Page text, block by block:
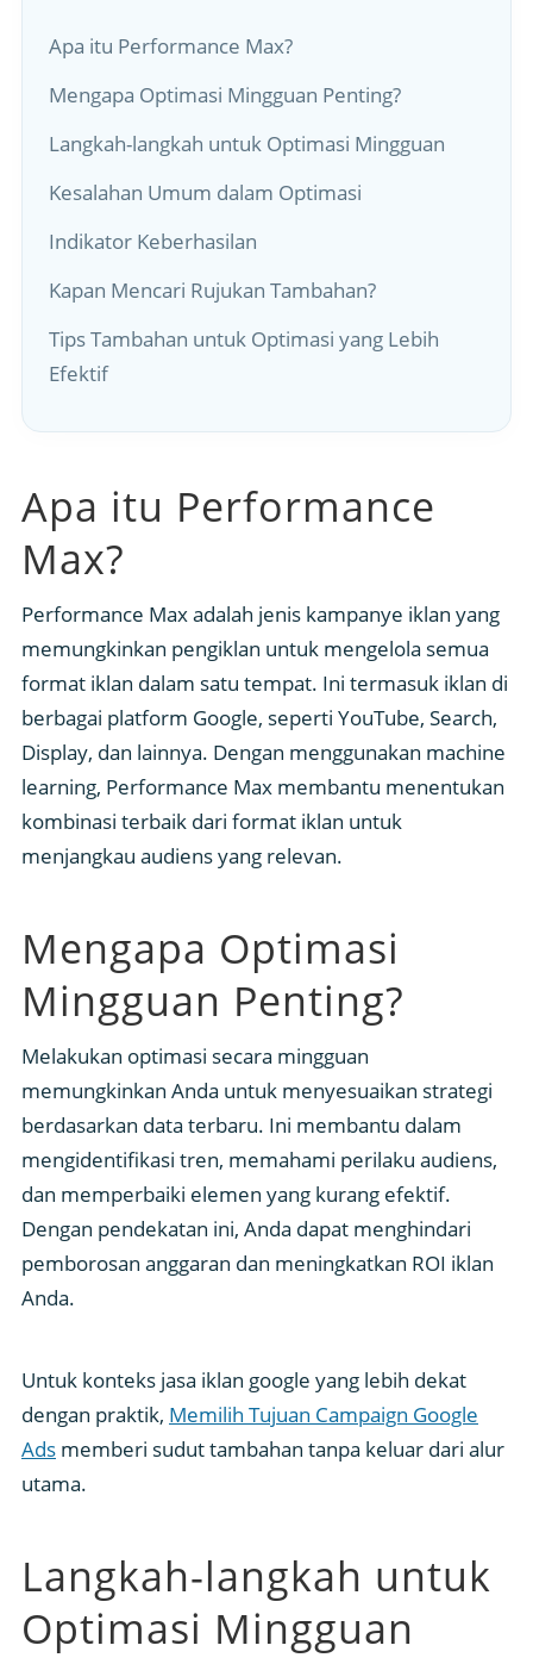
Apa itu Performance Max?
Mengapa Optimasi Mingguan Penting?
Langkah-langkah untuk Optimasi Mingguan
Kesalahan Umum dalam Optimasi
Indikator Keberhasilan
Kapan Mencari Rujukan Tambahan?
Tips Tambahan untuk Optimasi yang Lebih
Efektif
Apa itu Performance
Max?
Performance Max adalah jenis kampanye iklan yang
memungkinkan pengiklan untuk mengelola semua
format iklan dalam satu tempat. Ini termasuk iklan di
berbagai platform Google, seperti YouTube, Search,
Display, dan lainnya. Dengan menggunakan machine
learning, Performance Max membantu menentukan
kombinasi terbaik dari format iklan untuk
menjangkau audiens yang relevan.
Mengapa Optimasi
Mingguan Penting?
Melakukan optimasi secara mingguan
memungkinkan Anda untuk menyesuaikan strategi
berdasarkan data terbaru. Ini membantu dalam
mengidentifikasi tren, memahami perilaku audiens,
dan memperbaiki elemen yang kurang efektif.
Dengan pendekatan ini, Anda dapat menghindari
pemborosan anggaran dan meningkatkan ROI iklan
Anda.
Untuk konteks jasa iklan google yang lebih dekat
dengan praktik, Memilih Tujuan Campaign Google
Ads memberi sudut tambahan tanpa keluar dari alur
utama.
Langkah-langkah untuk
Optimasi Mingguan